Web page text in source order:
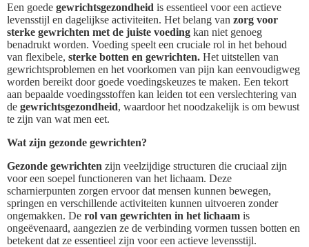
Een goede gewrichtsgezondheid is essentieel voor een actieve
levensstijl en dagelijkse activiteiten. Het belang van zorg voor
sterke gewrichten met de juiste voeding kan niet genoeg
benadrukt worden. Voeding speelt een cruciale rol in het behoud
van flexibele, sterke botten en gewrichten. Het uitstellen van
gewrichtsproblemen en het voorkomen van pijn kan eenvoudigweg
worden bereikt door goede voedingskeuzes te maken. Een tekort
aan bepaalde voedingsstoffen kan leiden tot een verslechtering van
de gewrichtsgezondheid, waardoor het noodzakelijk is om bewust
te zijn van wat men eet.
Wat zijn gezonde gewrichten?
Gezonde gewrichten zijn veelzijdige structuren die cruciaal zijn
voor een soepel functioneren van het lichaam. Deze
scharnierpunten zorgen ervoor dat mensen kunnen bewegen,
springen en verschillende activiteiten kunnen uitvoeren zonder
ongemakken. De rol van gewrichten in het lichaam is
ongeëvenaard, aangezien ze de verbinding vormen tussen botten en
betekent dat ze essentieel zijn voor een actieve levensstijl.